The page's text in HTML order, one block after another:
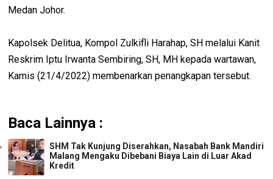
Medan Johor.
Kapolsek Delitua, Kompol Zulkifli Harahap, SH melalui Kanit
Reskrim Iptu Irwanta Sembiring, SH, MH kepada wartawan,
Kamis (21/4/2022) membenarkan penangkapan tersebut.
Baca Lainnya :
SHM Tak Kunjung Diserahkan, Nasabah Bank Mandiri
Malang Mengaku Dibebani Biaya Lain di Luar Akad
Kredit